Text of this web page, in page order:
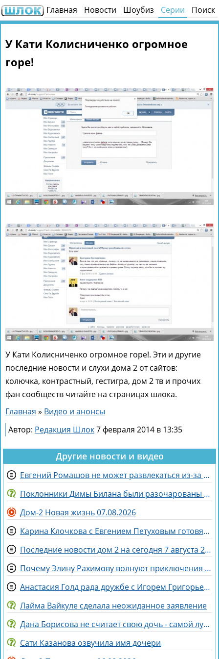
Главная Новости Шоубиз Серии Поиск
У Кати Колисниченко огромное
горе!
У Кати Колисниченко огромное горе!. Эти и другие
последние новости и слухи дома 2 от сайтов:
колючка, контрастный, гестигра, дом 2 тв и прочих
фан сообществ читайте на страницах шлока.
Главная » Видео и анонсы
Автор: Редакция Шлок7 февраля 2014 в 13:35
Другие новости и видео
Евгений Ромашов не может развлекаться из-за беременности жены Анастасии
Поклонники Димы Билана были разочарованы его последним концертом
Дом-2 Новая жизнь 07.08.2026
Карина Клочкова с Евгением Петуховым готовятся к «Китайским каникулам»
Последние новости дом 2 на сегодня 7 августа 2026
Почему Элину Рахимову волнуют приключения Ермаковой в шкафу
Анастасия Голд рада дружбе с Игорем Григорьевым
Лайма Вайкуле сделала неожиданное заявление
Дана Борисова не считает свою дочь - самой лучшей дочерью на свете
Сати Казанова озвучила имя дочери